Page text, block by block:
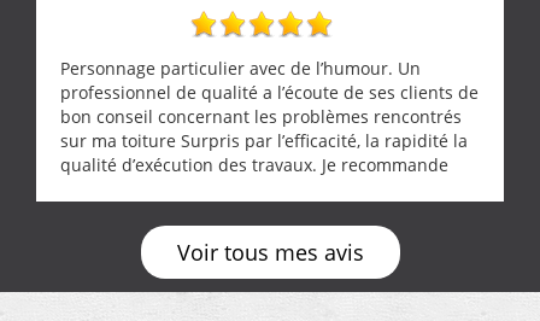
Personnage particulier avec de l’humour. Un
professionnel de qualité a l’écoute de ses clients de
bon conseil concernant les problèmes rencontrés
sur ma toiture Surpris par l’efficacité, la rapidité la
qualité d’exécution des travaux. Je recommande
Voir tous mes avis